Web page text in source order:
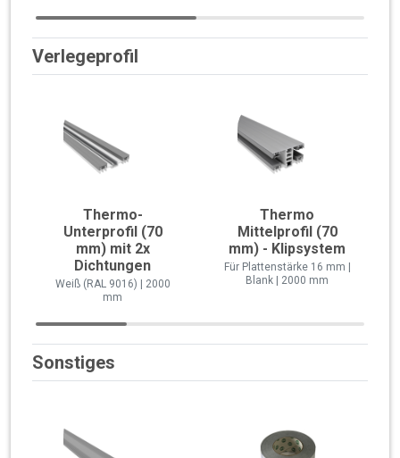
Verlegeprofil
Thermo-
Unterprofil (70
mm) mit 2x
Dichtungen
Weiß (RAL 9016) | 2000
mm
Thermo
Mittelprofil (70
mm) - Klipsystem
Für Plattenstärke 16 mm |
Blank | 2000 mm
Sonstiges